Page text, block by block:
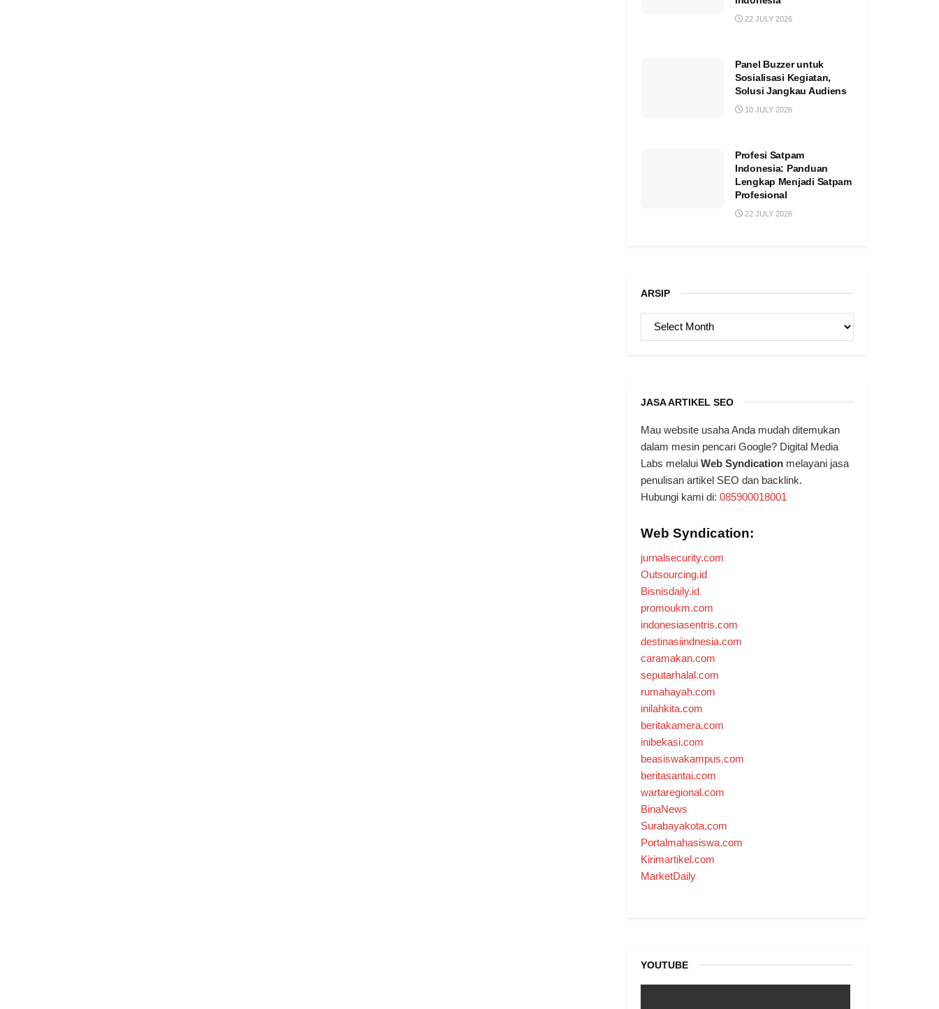
22 JULY 2026
Panel Buzzer untuk
Sosialisasi Kegiatan,
Solusi Jangkau Audiens
10 JULY 2026
Profesi Satpam
Indonesia: Panduan
Lengkap Menjadi Satpam
Profesional
22 JULY 2026
ARSIP
ARSIP
JASA ARTIKEL SEO
Mau website usaha Anda mudah ditemukan
dalam mesin pencari Google? Digital Media
Labs melalui Web Syndication melayani jasa
penulisan artikel SEO dan backlink.
Hubungi kami di: 085900018001
Web Syndication:
jurnalsecurity.com
Outsourcing.id
Bisnisdaily.id
promoukm.com
indonesiasentris.com
destinasiindnesia.com
caramakan.com
seputarhalal.com
rumahayah.com
inilahkita.com
beritakamera.com
inibekasi.com
beasiswakampus.com
beritasantai.com
wartaregional.com
BinaNews
Surabayakota.com
Portalmahasiswa.com
Kirimartikel.com
MarketDaily
YOUTUBE